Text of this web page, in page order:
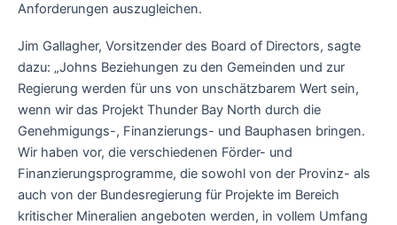
Anforderungen auszugleichen.
Jim Gallagher, Vorsitzender des Board of Directors, sagte
dazu: „Johns Beziehungen zu den Gemeinden und zur
Regierung werden für uns von unschätzbarem Wert sein,
wenn wir das Projekt Thunder Bay North durch die
Genehmigungs-, Finanzierungs- und Bauphasen bringen.
Wir haben vor, die verschiedenen Förder- und
Finanzierungsprogramme, die sowohl von der Provinz- als
auch von der Bundesregierung für Projekte im Bereich
kritischer Mineralien angeboten werden, in vollem Umfang